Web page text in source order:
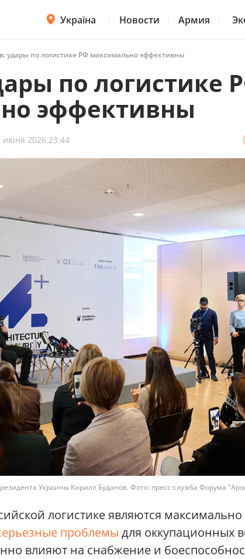
Україна Новости Армия
удары по логистике РФ максимально эффективны
по логистике
эффективны
июня 2026 23:44
Украины Кирилл Буданов. Фото: пресс-служба Форума
логистике являются
проблемы для оккупационных
влияют на снабжение и